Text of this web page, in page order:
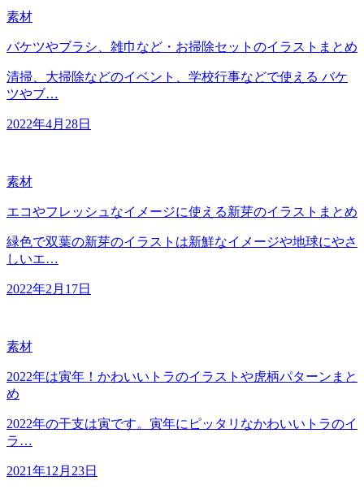
素材
バケツやブラシ、雑巾など・お掃除セットのイラストまとめ
清掃、大掃除などのイベント、学校行事などで使える バケ
ツやブ…
2022年4月28日
素材
エコやフレッシュなイメージに使える新芽のイラストまとめ
緑色で双葉の新芽のイラストは新鮮なイメージや地球にやさ
しいエ…
2022年2月17日
素材
2022年は寅年！かわいいトラのイラストや虎柄パターンまと
め
2022年の干支は寅です。寅年にピッタリなかわいいトラのイ
ラ…
2021年12月23日